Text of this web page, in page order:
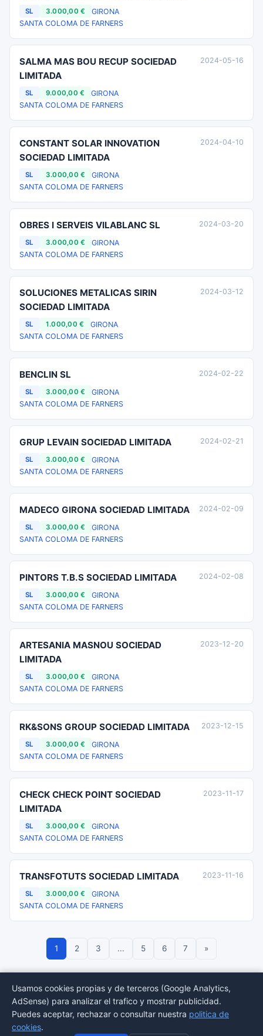
SL 3.000,00 €
GIRONA
SANTA COLOMA DE FARNERS
SALMA MAS BOU RECUP SOCIEDAD
LIMITADA
SL 9.000,00 €
GIRONA
SANTA COLOMA DE FARNERS
2024-05-16
CONSTANT SOLAR INNOVATION
SOCIEDAD LIMITADA
SL 3.000,00 €
GIRONA
SANTA COLOMA DE FARNERS
2024-04-10
OBRES I SERVEIS VILABLANC SL
SL 3.000,00 €
GIRONA
SANTA COLOMA DE FARNERS
2024-03-20
SOLUCIONES METALICAS SIRIN
SOCIEDAD LIMITADA
SL 1.000,00 €
GIRONA
SANTA COLOMA DE FARNERS
2024-03-12
BENCLIN SL
SL 3.000,00 €
GIRONA
SANTA COLOMA DE FARNERS
2024-02-22
GRUP LEVAIN SOCIEDAD LIMITADA
SL 3.000,00 €
GIRONA
SANTA COLOMA DE FARNERS
2024-02-21
MADECO GIRONA SOCIEDAD LIMITADA
SL 3.000,00 €
GIRONA
SANTA COLOMA DE FARNERS
2024-02-09
PINTORS T.B.S SOCIEDAD LIMITADA
SL 3.000,00 €
GIRONA
SANTA COLOMA DE FARNERS
2024-02-08
ARTESANIA MASNOU SOCIEDAD
LIMITADA
SL 3.000,00 €
GIRONA
SANTA COLOMA DE FARNERS
2023-12-20
RK&SONS GROUP SOCIEDAD LIMITADA
SL 3.000,00 €
GIRONA
SANTA COLOMA DE FARNERS
2023-12-15
CHECK CHECK POINT SOCIEDAD
LIMITADA
SL 3.000,00 €
GIRONA
SANTA COLOMA DE FARNERS
2023-11-17
TRANSFOTUTS SOCIEDAD LIMITADA
SL 3.000,00 €
GIRONA
SANTA COLOMA DE FARNERS
2023-11-16
1 2 3 ... 5 6 7 »
© 2026 BORMEDirectorio — Datos publicos del Registro Mercantil
Provincias
Usamos cookies propias y de terceros (Google Analytics,
AdSense) para analizar el trafico y mostrar publicidad.
Puedes aceptar, rechazar o consultar nuestra politica de
cookies.